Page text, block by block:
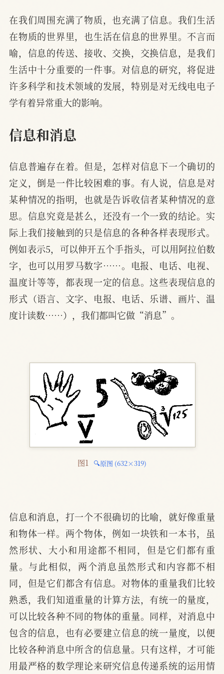
在我们周围充满了物质，也充满了信息。我们生活
在物质的世界里，也生活在信息的世界里。不言而
喻，信息的传送、接收、交换，交换信息，是我们
生活中十分重要的一件事。对信息的研究，将促进
许多科学和技术领域的发展，特别是对无线电电子
学有着异常重大的影响。
信息和消息
信息普遍存在着。但是，怎样对信息下一个确切的
定义，倒是一件比较困难的事。有人说，信息是对
某种情况的指明，也就是告诉收信者某种情况的意
思。信息究竟是甚么，还没有一个一致的结论。实
际上我们接触到的只是信息的各种各样表现形式。
例如表示5，可以伸开五个手指头，可以用阿拉伯数
字，也可以用罗马数字……。电报、电话、电视、
温度计等等，都表现一定的信息。这些表现信息的
形式（语言、文字、电报、电话、乐谱、画片、温
度计读数……），我们都叫它做“消息”。
图1 🔍原图 (632×319)
信息和消息，打一个不很确切的比喻，就好像重量
和物体一样。两个物体，例如一块铁和一本书，虽
然形状、大小和用途都不相同，但是它们都有重
量。与此相似，两个消息虽然形式和内容都不相
同，但是它们都含有信息。对物体的重量我们比较
熟悉，我们知道重量的计算方法，有统一的量度，
可以比较各种不同的物体的重量。同样，对消息中
包含的信息，也有必要建立信息的统一量度，以便
比较各种消息中所含的信息量。只有这样，才可能
用最严格的数学理论来研究信息传递系统的运用情